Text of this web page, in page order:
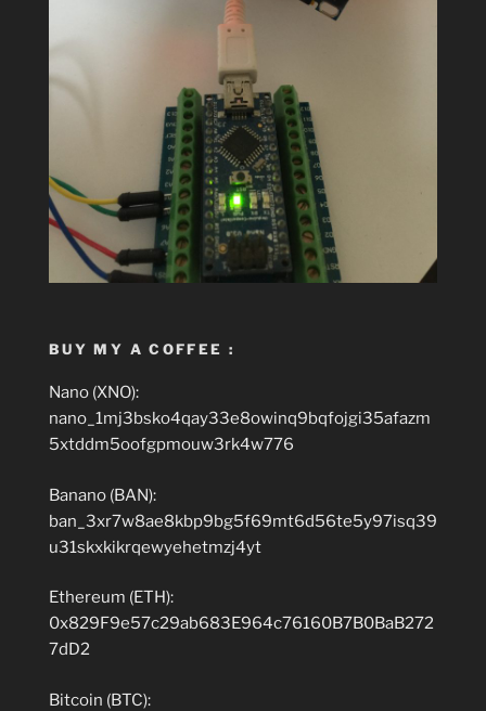
BUY MY A COFFEE :
Nano (XNO):
nano_1mj3bsko4qay33e8owinq9bqfojgi35afazm
5xtddm5oofgpmouw3rk4w776
Banano (BAN):
ban_3xr7w8ae8kbp9bg5f69mt6d56te5y97isq39
u31skxkikrqewyehetmzj4yt
Ethereum (ETH):
0x829F9e57c29ab683E964c76160B7B0BaB272
7dD2
Bitcoin (BTC):